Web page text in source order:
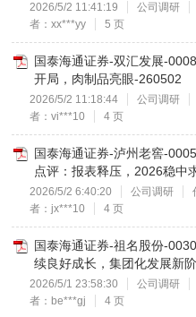
2026/5/2 11:41:19 公司调研
者：xx***yy
5 页
国泰海通证券-双汇发展-
开局，肉制品亮眼-260502
2026/5/2 11:18:44 公司调研
者：vi***10
4 页
国泰海通证券-泸州老窖-
点评：报表释压，2026稳中
2026/5/2 6:40:20 公司调研
者：jx***10
4 页
国泰海通证券-祖名股份-
续良好成长，集团化发展新
2026/5/1 23:58:30 公司调研
者：be***gj
4 页